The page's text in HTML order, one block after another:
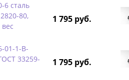
6 сталь
80,
1 795 руб.
01-1-B-
33259-
1 795 руб.